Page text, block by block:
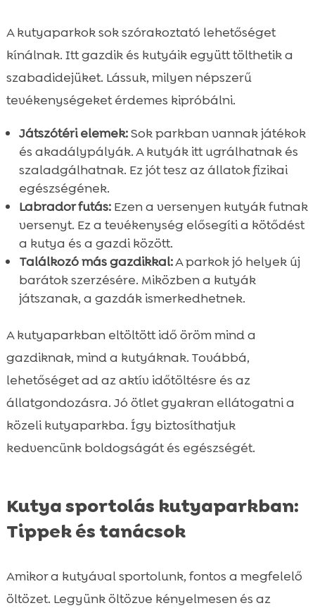
A kutyaparkok sok szórakoztató lehetőséget
kínálnak. Itt gazdik és kutyáik együtt tölthetik a
szabadidejüket. Lássuk, milyen népszerű
tevékenységeket érdemes kipróbálni.
Játszótéri elemek:Sok parkban vannak játékok
és akadálypályák. A kutyák itt ugrálhatnak és
szaladgálhatnak. Ez jót tesz az állatok fizikai
egészségének.
Labrador futás:Ezen a versenyen kutyák futnak
versenyt. Ez a tevékenység elősegíti a kötődést
a kutya és a gazdi között.
Találkozó más gazdikkal:A parkok jó helyek új
barátok szerzésére. Miközben a kutyák
játszanak, a gazdák ismerkedhetnek.
A kutyaparkban eltöltött idő öröm mind a
gazdiknak, mind a kutyáknak. Továbbá,
lehetőséget ad az aktív időtöltésre és az
állatgondozásra. Jó ötlet gyakran ellátogatni a
közeli kutyaparkba. Így biztosíthatjuk
kedvencünk boldogságát és egészségét.
Kutya sportolás kutyaparkban:
Tippek és tanácsok
Amikor a kutyával sportolunk, fontos a megfelelő
öltözet. Legyünk öltözve kényelmesen és az